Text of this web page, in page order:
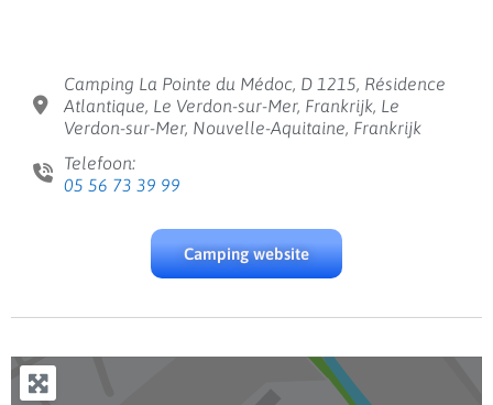
Camping La Pointe du Médoc, D 1215, Résidence
Atlantique, Le Verdon-sur-Mer, Frankrijk, Le
Verdon-sur-Mer, Nouvelle-Aquitaine, Frankrijk
Telefoon:
05 56 73 39 99
Camping website